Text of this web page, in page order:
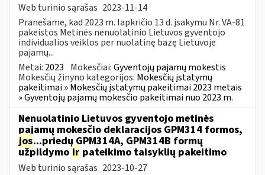
Web turinio sąrašas 2023-11-14
Pranešame, kad 2023 m. lapkričio 13 d. įsakymu Nr. VA-81
pakeistos Metinės nenuolatinio Lietuvos gyventojo
individualios veiklos per nuolatinę bazę Lietuvoje
pajamų...
Metai: 2023 Mokesčiai:Gyventojų pajamų mokestis
Mokesčių žinyno kategorijos: Mokesčių įstatymų
pakeitimai » Mokesčių įstatymų pakeitimai 2023 metais
» Gyventojų pajamų mokesčio pakeitimai nuo 2023 m.
Nenuolatinio Lietuvos gyventojo metinės
pajamų mokesčio deklaracijos GPM314 formos,
jos...priedų GPM314A, GPM314B formų
užpildymo ir pateikimo taisyklių pakeitimo
Web turinio sąrašas 2023-10-27